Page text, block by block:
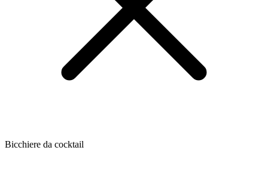
Bicchiere da cocktail